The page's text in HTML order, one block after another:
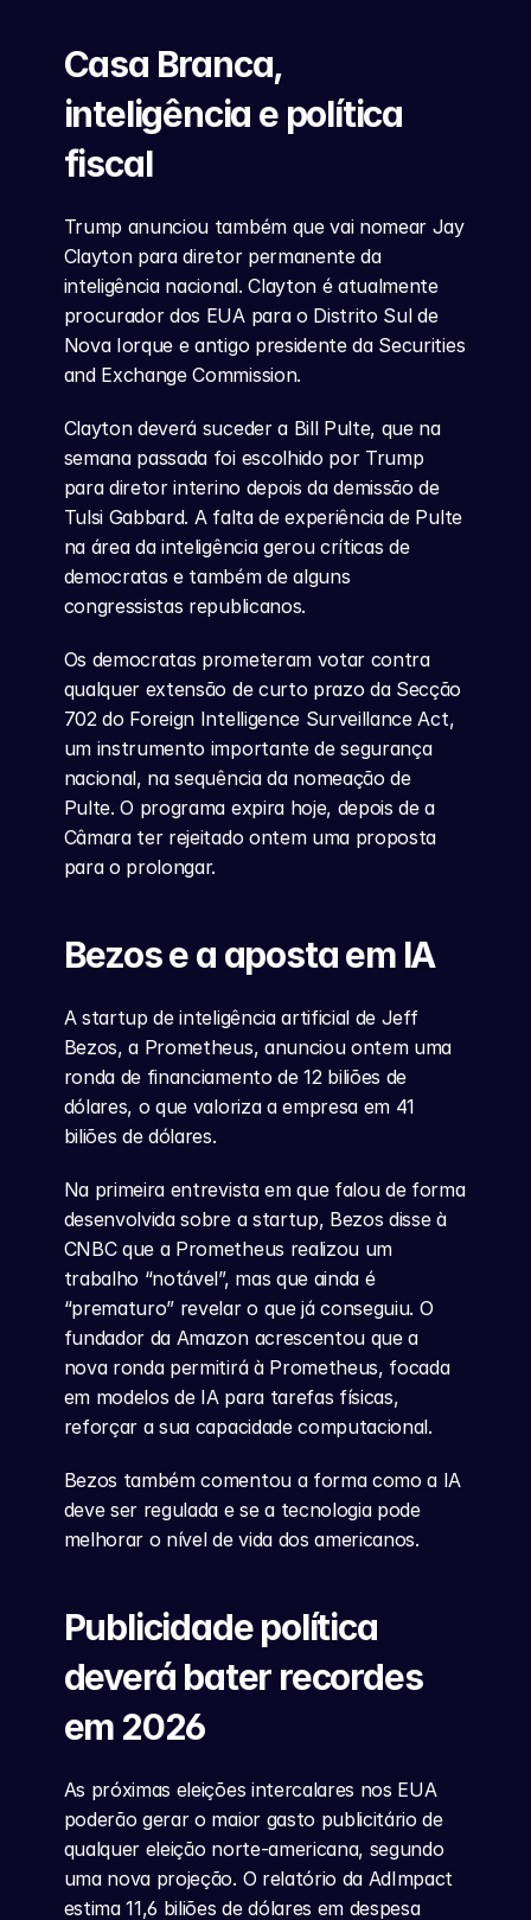
Casa Branca,
inteligência e política
fiscal
Trump anunciou também que vai nomear Jay
Clayton para diretor permanente da
inteligência nacional. Clayton é atualmente
procurador dos EUA para o Distrito Sul de
Nova Iorque e antigo presidente da Securities
and Exchange Commission.
Clayton deverá suceder a Bill Pulte, que na
semana passada foi escolhido por Trump
para diretor interino depois da demissão de
Tulsi Gabbard. A falta de experiência de Pulte
na área da inteligência gerou críticas de
democratas e também de alguns
congressistas republicanos.
Os democratas prometeram votar contra
qualquer extensão de curto prazo da Secção
702 do Foreign Intelligence Surveillance Act,
um instrumento importante de segurança
nacional, na sequência da nomeação de
Pulte. O programa expira hoje, depois de a
Câmara ter rejeitado ontem uma proposta
para o prolongar.
Bezos e a aposta em IA
A startup de inteligência artificial de Jeff
Bezos, a Prometheus, anunciou ontem uma
ronda de financiamento de 12 biliões de
dólares, o que valoriza a empresa em 41
biliões de dólares.
Na primeira entrevista em que falou de forma
desenvolvida sobre a startup, Bezos disse à
CNBC que a Prometheus realizou um
trabalho “notável”, mas que ainda é
“prematuro” revelar o que já conseguiu. O
fundador da Amazon acrescentou que a
nova ronda permitirá à Prometheus, focada
em modelos de IA para tarefas físicas,
reforçar a sua capacidade computacional.
Bezos também comentou a forma como a IA
deve ser regulada e se a tecnologia pode
melhorar o nível de vida dos americanos.
Publicidade política
deverá bater recordes
em 2026
As próximas eleições intercalares nos EUA
poderão gerar o maior gasto publicitário de
qualquer eleição norte-americana, segundo
uma nova projeção. O relatório da AdImpact
estima 11,6 biliões de dólares em despesa